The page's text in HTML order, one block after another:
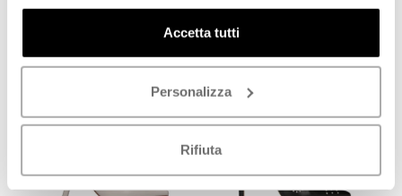
Accetta tutti
Personalizza
Rifiuta
PROMO PROMO